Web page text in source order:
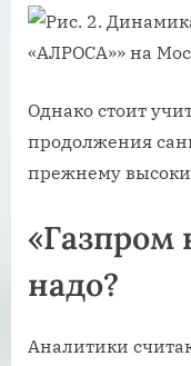
Однако стоит
продолжения
прежнему
«Газпром
надо?
Аналитики